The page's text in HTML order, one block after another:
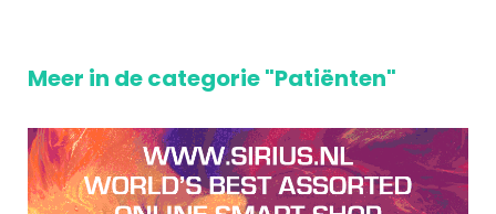
Meer in de categorie "Patiënten"